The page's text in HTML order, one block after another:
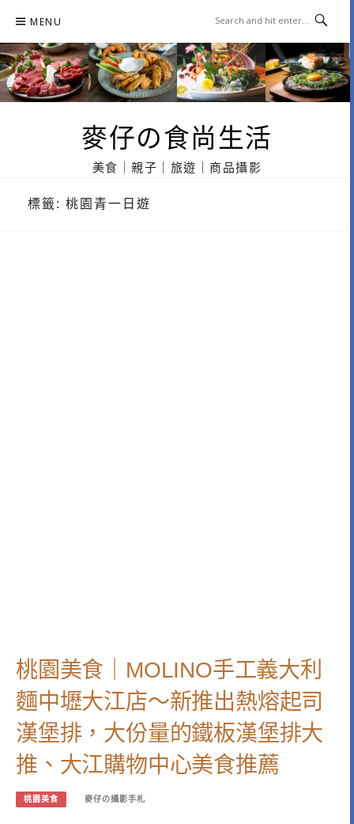
content
MENU
麥仔の食尚生活
美食｜親子｜旅遊｜商品攝影
標籤: 桃園青一日遊
桃園美食｜MOLINO手工義大利
麵中壢大江店～新推出熱熔起司
漢堡排，大份量的鐵板漢堡排大
推、大江購物中心美食推薦
桃園美食 麥仔の攝影手札